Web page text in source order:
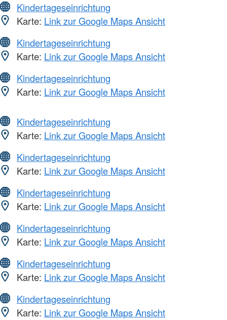
Kindertageseinrichtung
Karte: Link zur Google Maps Ansicht
Kindertageseinrichtung
Karte: Link zur Google Maps Ansicht
Kindertageseinrichtung
Karte: Link zur Google Maps Ansicht
Kindertageseinrichtung
Karte: Link zur Google Maps Ansicht
Kindertageseinrichtung
Karte: Link zur Google Maps Ansicht
Kindertageseinrichtung
Karte: Link zur Google Maps Ansicht
Kindertageseinrichtung
Karte: Link zur Google Maps Ansicht
Kindertageseinrichtung
Karte: Link zur Google Maps Ansicht
Kindertageseinrichtung
Karte: Link zur Google Maps Ansicht